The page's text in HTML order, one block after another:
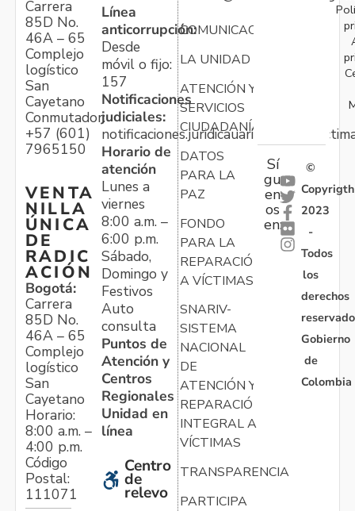
Carrera
85D No.
46A – 65
Complejo
logístico
San
Cayetano
Conmutador:
+57 (601)
7965150
VENTA
NILLA
ÚNICA
DE
RADIC
ACIÓN
Bogotá:
Carrera
85D No.
46A – 65
Complejo
logístico
San
Cayetano
Horario:
8:00 a.m. –
4:00 p.m.
Código
Postal:
111071
Línea
anticorrupción:
Desde
móvil o fijo:
157
Notificaciones
judiciales:
Horario de
atención
Lunes a
viernes
8:00 a.m. –
6:00 p.m.
Sábado,
Domingo y
Festivos
Auto
consulta
Puntos de
Atención y
Centros
Regionales
Unidad en
línea
Centro
de
relevo
COMUNICACIONES
LA UNIDAD
ATENCIÓN Y
SERVICIOS
CIUDADANÍA
DATOS
PARA LA
PAZ
FONDO
PARA LA
REPARACIÓN
A VÍCTIMAS
SNARIV-
SISTEMA
NACIONAL
DE
ATENCIÓN Y
REPARACIÓN
INTEGRAL A
VÍCTIMAS
TRANSPARENCIA
PARTICIPA
Sí
gu
en
os
en:
©
Copyrigth
2023
-
Todos
los
derechos
Gobierno
de
Colombia